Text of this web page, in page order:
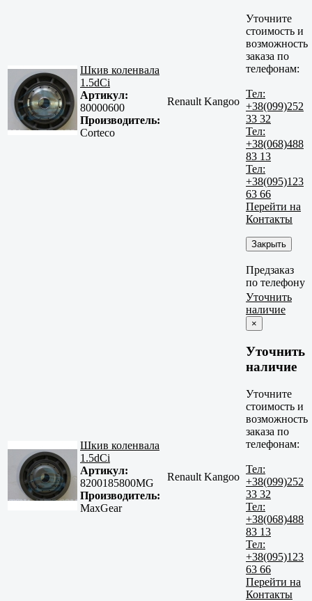
Шкив коленвала
1.5dCi
Артикул:
80000600
Производитель:
Corteco
Renault Kangoo
Уточните
стоимость и
возможность
заказа по
телефонам:
Тел:
+38(099)252
33 32
Тел:
+38(068)488
83 13
Тел:
+38(095)123
63 66
Перейти на
Контакты
Закрыть
Предзаказ
по телефону
Шкив коленвала
1.5dCi
Артикул:
8200185800MG
Производитель:
MaxGear
Renault Kangoo
Уточнить
наличие
×
Уточнить
наличие
Уточните
стоимость и
возможность
заказа по
телефонам:
Тел:
+38(099)252
33 32
Тел:
+38(068)488
83 13
Тел:
+38(095)123
63 66
Перейти на
Контакты